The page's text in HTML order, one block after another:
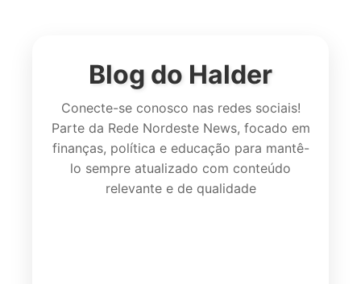
Blog do Halder
Conecte-se conosco nas redes sociais!
Parte da Rede Nordeste News, focado em
finanças, política e educação para mantê-
lo sempre atualizado com conteúdo
relevante e de qualidade